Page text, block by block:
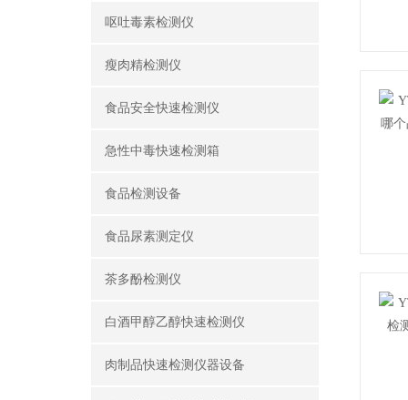
呕吐毒素检测仪
瘦肉精检测仪
食品安全快速检测仪
急性中毒快速检测箱
食品检测设备
食品尿素测定仪
茶多酚检测仪
白酒甲醇乙醇快速检测仪
肉制品快速检测仪器设备